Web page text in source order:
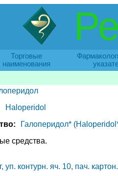
Торговые
наименования
Haloperidol
Галоперидол*
средства.
уп. контурн. яч. 10, пач.